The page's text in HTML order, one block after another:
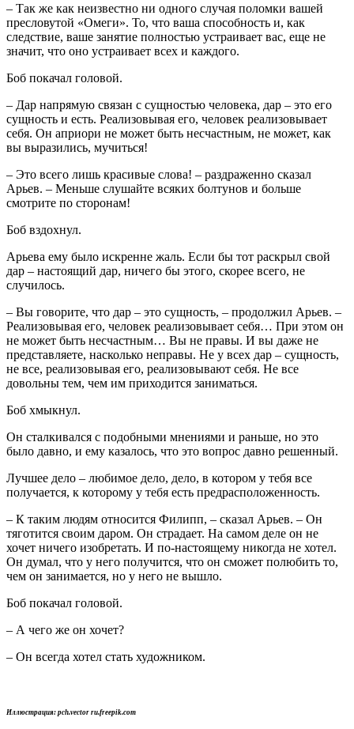
– Так же как неизвестно ни одного случая поломки вашей
пресловутой «Омеги». То, что ваша способность и, как
следствие, ваше занятие полностью устраивает вас, еще не
значит, что оно устраивает всех и каждого.
Боб покачал головой.
– Дар напрямую связан с сущностью человека, дар – это его
сущность и есть. Реализовывая его, человек реализовывает
себя. Он априори не может быть несчастным, не может, как
вы выразились, мучиться!
– Это всего лишь красивые слова! – раздраженно сказал
Арьев. – Меньше слушайте всяких болтунов и больше
смотрите по сторонам!
Боб вздохнул.
Арьева ему было искренне жаль. Если бы тот раскрыл свой
дар – настоящий дар, ничего бы этого, скорее всего, не
случилось.
– Вы говорите, что дар – это сущность, – продолжил Арьев. –
Реализовывая его, человек реализовывает себя… При этом он
не может быть несчастным… Вы не правы. И вы даже не
представляете, насколько неправы. Не у всех дар – сущность,
не все, реализовывая его, реализовывают себя. Не все
довольны тем, чем им приходится заниматься.
Боб хмыкнул.
Он сталкивался с подобными мнениями и раньше, но это
было давно, и ему казалось, что это вопрос давно решенный.
Лучшее дело – любимое дело, дело, в котором у тебя все
получается, к которому у тебя есть предрасположенность.
– К таким людям относится Филипп, – сказал Арьев. – Он
тяготится своим даром. Он страдает. На самом деле он не
хочет ничего изобретать. И по-настоящему никогда не хотел.
Он думал, что у него получится, что он сможет полюбить то,
чем он занимается, но у него не вышло.
Боб покачал головой.
– А чего же он хочет?
– Он всегда хотел стать художником.
Иллюстрация: pch.vector ru.freepik.com